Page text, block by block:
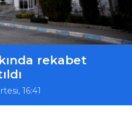
rekabet
16:41